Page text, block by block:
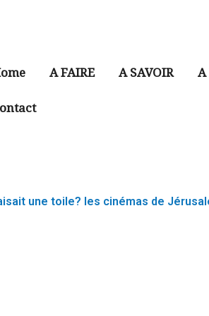
A FAIRE A SAVOIR A
une toile? les cinémas de